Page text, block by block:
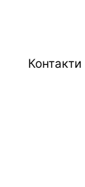
Контакти